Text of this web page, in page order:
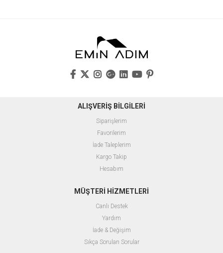
ALIŞVERİŞ BİLGİLERİ
Siparişlerim
Favorilerim
İade Taleplerim
Kargo Takip
Hesabım
MÜŞTERİ HİZMETLERİ
Canlı Destek
Yardım
İade & Değişim
Sıkça Sorulan Sorular